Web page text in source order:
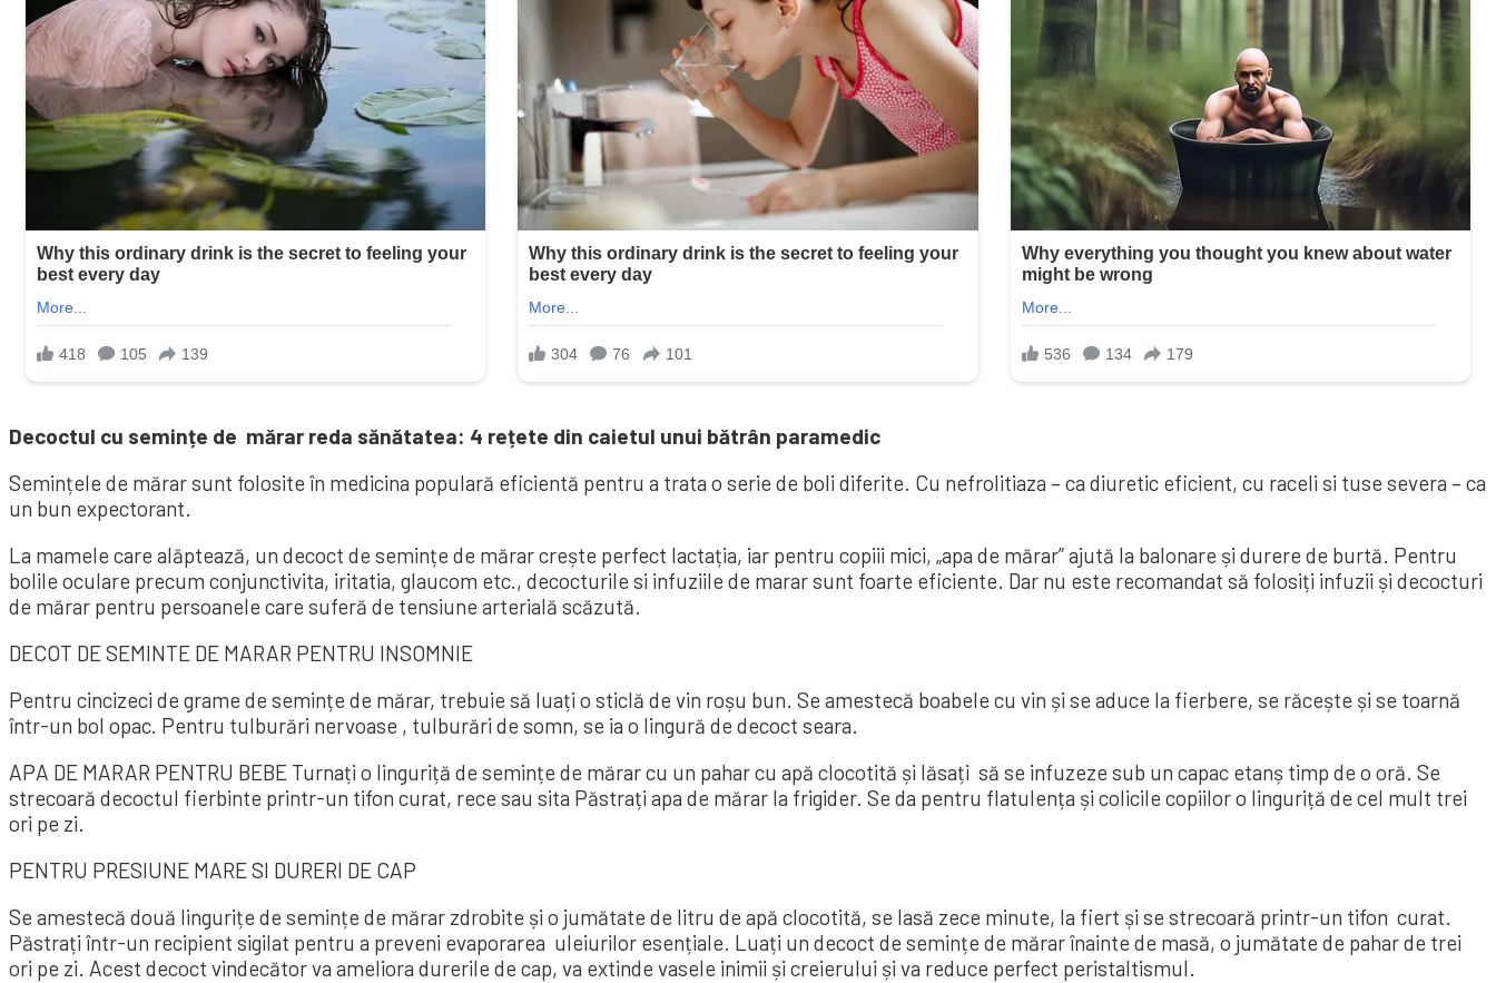
Decoctul cu semințe de mărar reda sănătatea: 4 rețete din caietul unui bătrân paramedic
Semințele de mărar sunt folosite în medicina populară eficientă pentru a trata o serie de boli diferite. Cu nefrolitiaza – ca diuretic eficient, cu raceli si tuse severa – ca
un bun expectorant.
La mamele care alăptează, un decoct de semințe de mărar crește perfect lactația, iar pentru copiii mici, „apa de mărar” ajută la balonare și durere de burtă. Pentru
bolile oculare precum conjunctivita, iritatia, glaucom etc., decocturile si infuziile de marar sunt foarte eficiente. Dar nu este recomandat să folosiți infuzii și decocturi
de mărar pentru persoanele care suferă de tensiune arterială scăzută.
DECOT DE SEMINTE DE MARAR PENTRU INSOMNIE
Pentru cincizeci de grame de semințe de mărar, trebuie să luați o sticlă de vin roșu bun. Se amestecă boabele cu vin și se aduce la fierbere, se răcește și se toarnă
într-un bol opac. Pentru tulburări nervoase , tulburări de somn, se ia o lingură de decoct seara.
APA DE MARAR PENTRU BEBE Turnați o linguriță de semințe de mărar cu un pahar cu apă clocotită și lăsați să se infuzeze sub un capac etanș timp de o oră. Se
strecoară decoctul fierbinte printr-un tifon curat, rece sau sita Păstrați apa de mărar la frigider. Se da pentru flatulența și colicile copiilor o linguriță de cel mult trei
ori pe zi.
PENTRU PRESIUNE MARE SI DURERI DE CAP
Se amestecă două lingurițe de semințe de mărar zdrobite și o jumătate de litru de apă clocotită, se lasă zece minute, la fiert și se strecoară printr-un tifon curat.
Păstrați într-un recipient sigilat pentru a preveni evaporarea uleiurilor esențiale. Luați un decoct de semințe de mărar înainte de masă, o jumătate de pahar de trei
ori pe zi. Acest decoct vindecător va ameliora durerile de cap, va extinde vasele inimii și creierului și va reduce perfect peristaltismul.